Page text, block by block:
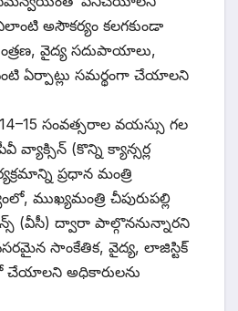
అసౌకర్యం కలగకుండా
వైద్య సదుపాయాలు,
ఏర్పాట్లు సమర్థంగా చేయాలని
సంవత్సరాల వయస్సు గల
(కొన్ని క్యాన్సర్ల
ప్రధాన మంత్రి
ముఖ్యమంత్రి చీపురుపల్లి
(వీసీ) ద్వారా పాల్గొననున్నారని
సాంకేతిక, వైద్య, లాజిస్టిక్
చేయాలని అధికారులను